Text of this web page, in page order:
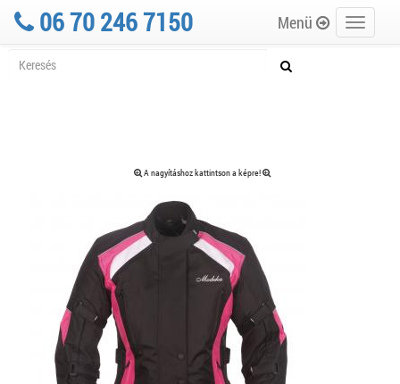
Toggle
06 70 246 7150 Menü
A nagyításhoz kattintson a képre!